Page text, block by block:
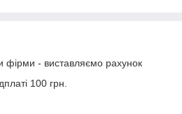
фірми - виставляємо рахунок
100 грн.